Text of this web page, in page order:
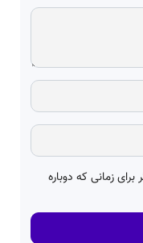
زمانی که دوباره